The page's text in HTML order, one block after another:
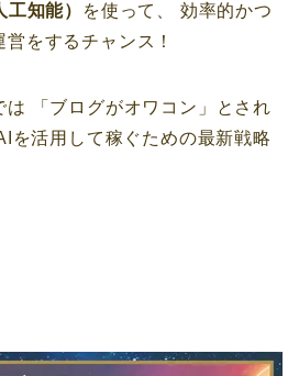
知能） を使って、
効率的かつ
をするチャンス！
は
「ブログがオワコン」とされ
を活用して稼ぐための最新戦略